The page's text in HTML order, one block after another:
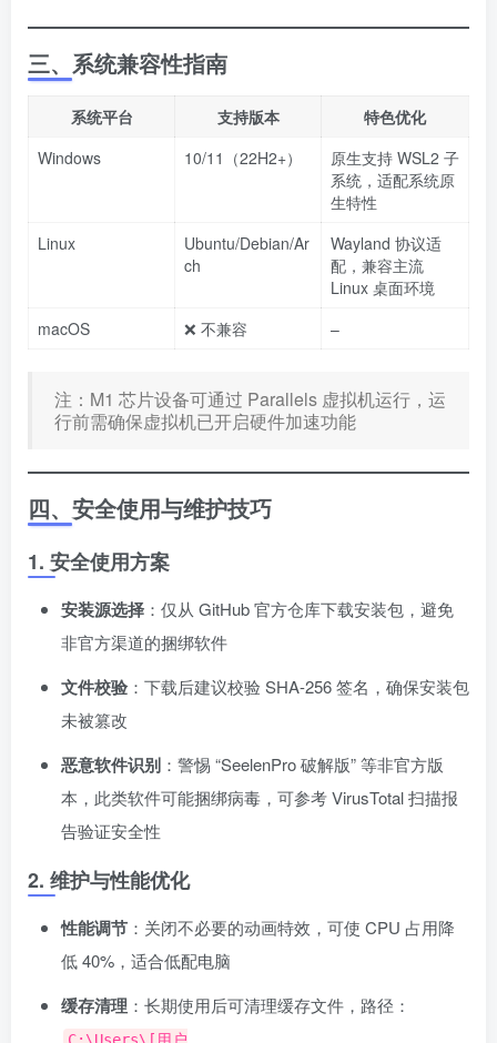
三、系统兼容性指南
系统平台 支持版本
特色优化
Windows
10/11（22H2+）
原生支持 WSL2 子
系统，适配系统原
生特性
Linux
Ubuntu/Debian/Ar
ch
Wayland 协议适
配，兼容主流
Linux 桌面环境
macOS
❌ 不兼容 –
注：M1 芯片设备可通过 Parallels 虚拟机运行，运
行前需确保虚拟机已开启硬件加速功能
四、安全使用与维护技巧
1. 安全使用方案
安装源选择 ：仅从 GitHub 官方仓库下载安装包，避免
非官方渠道的捆绑软件
文件校验：下载后建议校验 SHA-256 签名，确保安装包
未被篡改
恶意软件识别 ：警惕 “SeelenPro 破解版” 等非官方版
本，此类软件可能捆绑病毒，可参考 VirusTotal 扫描报
告验证安全性
2. 维护与性能优化
性能调节 ：关闭不必要的动画特效，可使 CPU 占用降
低 40%，适合低配电脑
缓存清理 ：长期使用后可清理缓存文件，路径：
C:\Users\[用户